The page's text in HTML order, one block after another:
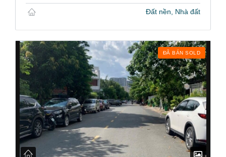
Đất nền, Nhà đất
ĐÃ BÁN SOLD